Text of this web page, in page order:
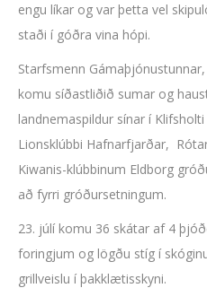
engu líkar og var þetta vel
staði í góðra vina hópi.
Starfsmenn
komu síðastliðið sumar og
landnemaspildur sínar í
Lionsklúbbi Hafnarfjarðar,
Kiwanis-klúbbinum Eldborg
að fyrri gróðursetningum.
23. júlí komu 36 skátar af 4
foringjum og lögðu stíg í
grillveislu í þakklætisskyni.